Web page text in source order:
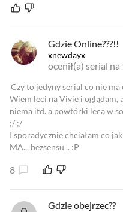
Gdzie Online???!!
xnewdayx
ocenił(a) serial na
Czy to jedyny serial co nie ma
Wiem leci na Vivie i oglądam,
niema itd. a powtórki lecą w
;/ ;/
I sporadycznie chciałam co
MA... bezsensu .. :P
8
Gdzie obejrzec??